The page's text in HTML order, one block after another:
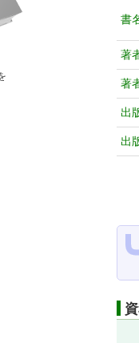
書
著
著
出
出